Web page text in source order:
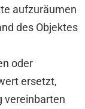
aufzuräumen
des Objektes
oder
ersetzt,
vereinbarten